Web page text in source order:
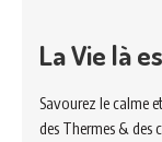
La Vie là
Savourez le calme
des Thermes & des